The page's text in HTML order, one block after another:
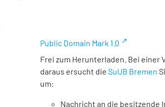
Public Domain Mark 1.0
Frei zum Herunterladen. Bei einer
daraus ersucht die SuUB Bremen
um:
Nachricht an die besitzende